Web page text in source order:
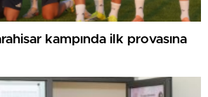
kampında ilk provasına